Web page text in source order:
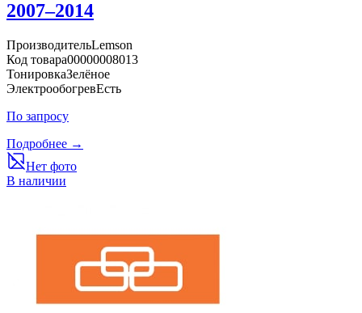
2007–2014
ПроизводительLemson
Код товара00000008013
ТонировкаЗелёное
ЭлектрообогревЕсть
По запросу
Подробнее →
Нет фото
В наличии